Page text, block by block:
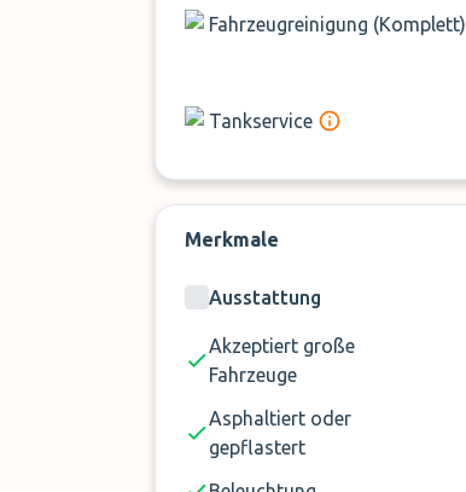
Fahrzeugreinigung (Komplett)
Tankservice
Merkmale
Ausstattung
Akzeptiert große
Fahrzeuge
Asphaltiert oder
gepflastert